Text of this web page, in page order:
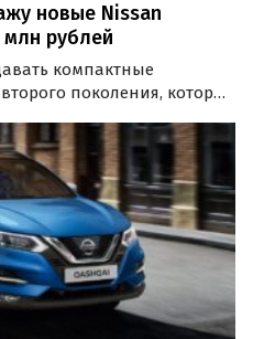
новые Nissan
млн рублей
компактные
поколения, которые